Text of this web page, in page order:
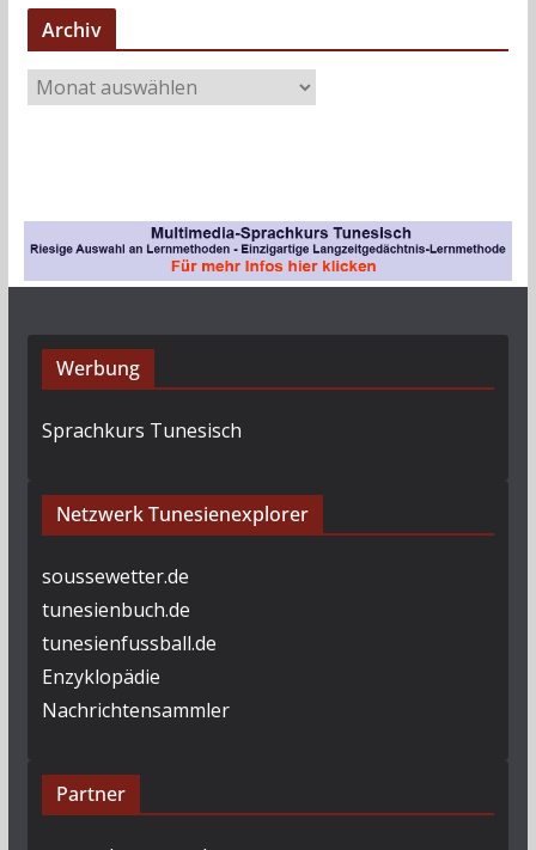
Archiv
r
Werbung
Sprachkurs Tunesisch
Netzwerk Tunesienexplorer
soussewetter.de
tunesienbuch.de
tunesienfussball.de
Enzyklopädie
Nachrichtensammler
Partner